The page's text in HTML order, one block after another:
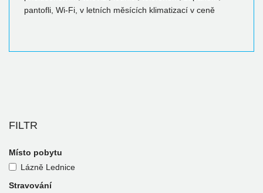
pantofli, Wi-Fi, v letních měsících klimatizací v ceně
FILTR
Místo pobytu
Lázně Lednice
Stravování